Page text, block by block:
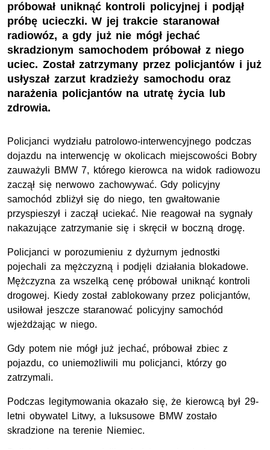
próbował uniknąć kontroli policyjnej i podjął
próbę ucieczki. W jej trakcie staranował
radiowóz, a gdy już nie mógł jechać
skradzionym samochodem próbował z niego
uciec. Został zatrzymany przez policjantów i już
usłyszał zarzut kradzieży samochodu oraz
narażenia policjantów na utratę życia lub
zdrowia.
Policjanci wydziału patrolowo-interwencyjnego podczas
dojazdu na interwencję w okolicach miejscowości Bobry
zauważyli BMW 7, którego kierowca na widok radiowozu
zaczął się nerwowo zachowywać. Gdy policyjny
samochód zbliżył się do niego, ten gwałtowanie
przyspieszył i zaczął uciekać. Nie reagował na sygnały
nakazujące zatrzymanie się i skręcił w boczną drogę.
Policjanci w porozumieniu z dyżurnym jednostki
pojechali za mężczyzną i podjęli działania blokadowe.
Mężczyzna za wszelką cenę próbował uniknąć kontroli
drogowej. Kiedy został zablokowany przez policjantów,
usiłował jeszcze staranować policyjny samochód
wjeżdżając w niego.
Gdy potem nie mógł już jechać, próbował zbiec z
pojazdu, co uniemożliwili mu policjanci, którzy go
zatrzymali.
Podczas legitymowania okazało się, że kierowcą był 29-
letni obywatel Litwy, a luksusowe BMW zostało
skradzione na terenie Niemiec.